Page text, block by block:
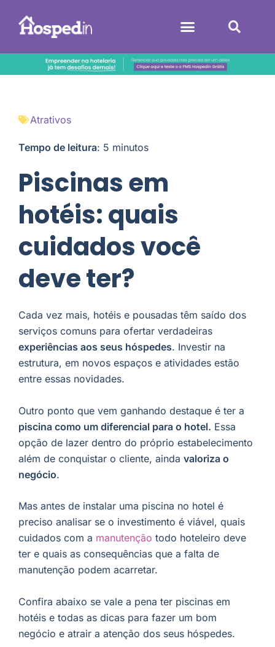
Atrativos
Tempo de leitura: 5 minutos
Piscinas em
hotéis: quais
cuidados você
deve ter?
Cada vez mais, hotéis e pousadas têm saído dos
serviços comuns para ofertar verdadeiras
experiências aos seus hóspedes. Investir na
estrutura, em novos espaços e atividades estão
entre essas novidades.
Outro ponto que vem ganhando destaque é ter a
piscina como um diferencial para o hotel. Essa
opção de lazer dentro do próprio estabelecimento
além de conquistar o cliente, ainda valoriza o
negócio.
Mas antes de instalar uma piscina no hotel é
preciso analisar se o investimento é viável, quais
cuidados com a manutenção todo hoteleiro deve
ter e quais as consequências que a falta de
manutenção podem acarretar.
Confira abaixo se vale a pena ter piscinas em
hotéis e todas as dicas para fazer um bom
negócio e atrair a atenção dos seus hóspedes.